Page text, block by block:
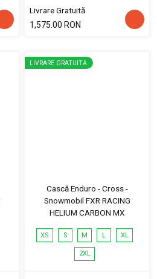
Livrare Gratuită
1,575.00 RON
LIVRARE GRATUITĂ
Cască Enduro - Cross -
Snowmobil FXR RACING
HELIUM CARBON MX
XS S M L XL
2XL